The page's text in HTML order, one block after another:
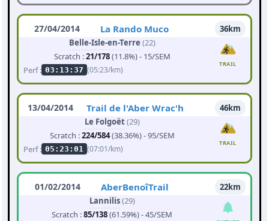
27/04/2014 La Rando Muco
36km
Belle-Isle-en-Terre (22)
Scratch :21/178(11.8%) - 15/SEM
Perf : 03:13:37 (05:23/km)
TRAIL
13/04/2014 Trail de l'Aber Wrac'h
46km
Le Folgoët(29)
Scratch :224/584(38.36%) - 95/SEM
Perf : 05:23:01 (07:01/km)
TRAIL
01/02/2014 AberBenoîTrail
22km
Lannilis(29)
Scratch :85/138(61.59%) - 45/SEM